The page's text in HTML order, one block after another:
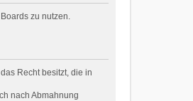
zu nutzen.
Recht besitzt, die in
nach Abmahnung